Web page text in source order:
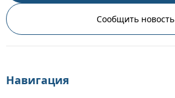
Сообщить новость
Навигация